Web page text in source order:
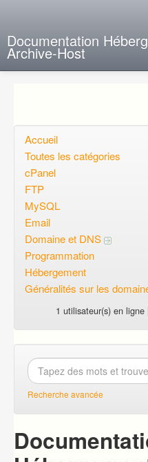
Documentation
Archive-Host
Questions ouvertes
Voulez-vous vous inscrire?
Connexion
Accueil
Toutes les catégories
cPanel
FTP
MySQL
Email
Domaine et DNS
Programmation
Hébergement
Généralités sur les
1 utilisateur(s) en
Recherche avancée